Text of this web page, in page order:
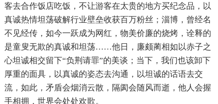
客去合作饭店吃饭，不让游客在太贵的地方买纪念品，以
真诚热情坦荡破解行业壁垒收获百万粉丝；淄博，曾经名
不见经传，如今一跃成为网红，物美价廉的烧烤，诠释的
是童叟无欺的真诚和坦荡……他日，廉颇蔺相如以赤子之
心坦诚相交留下“负荆请罪”的美谈；当下，我们也该卸下
厚重的面具，以真诚的姿态去沟通，以坦诚的话语去交
流，如此，矛盾会烟消云散，隔阂会随风而逝，他人会握
手相拥，世界会处处欢歌。